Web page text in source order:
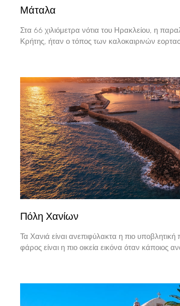
Μάταλα
Στα 66 χιλιόμετρα νότια του Ηρακλείου, η
Κρήτης, ήταν ο τόπος των καλοκαιρινών
Πόλη Χανίων
Τα Χανιά είναι ανεπιφύλακτα η πιο υποβλητική
φάρος είναι η πιο οικεία εικόνα όταν κάποιος